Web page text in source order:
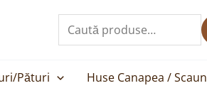
după:
Pături Huse Canapea / Scaun